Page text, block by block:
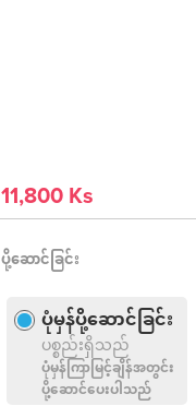
11,800 Ks
ပို့ဆောင်ခြင်း
ပုံမှန်ပို့ဆောင်ခြင်း
ပစ္စည်းရှိသည်
ပုံမှန်ကြာမြင့်ချိန်အတွင်း
ပို့ဆောင်ပေးပါသည်